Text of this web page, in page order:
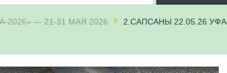
2026» — 21-31 МАЯ 2026
2.САПСАНЫ 22.05.26 УФА,